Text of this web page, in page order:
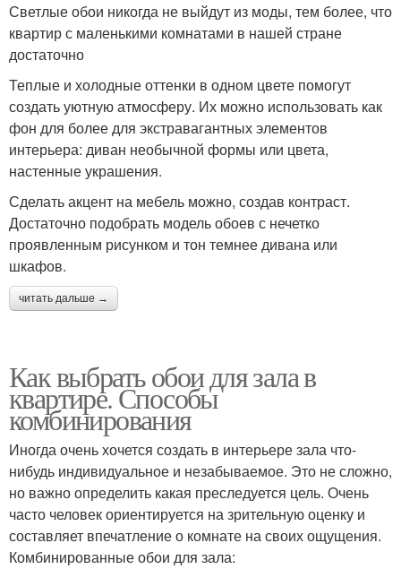
Светлые обои никогда не выйдут из моды, тем более, что
квартир с маленькими комнатами в нашей стране
достаточно
Теплые и холодные оттенки в одном цвете помогут
создать уютную атмосферу. Их можно использовать как
фон для более для экстравагантных элементов
интерьера: диван необычной формы или цвета,
настенные украшения.
Сделать акцент на мебель можно, создав контраст.
Достаточно подобрать модель обоев с нечетко
проявленным рисунком и тон темнее дивана или
шкафов.
читать дальше →
Как выбрать обои для зала в
квартире. Способы
комбинирования
Иногда очень хочется создать в интерьере зала что-
нибудь индивидуальное и незабываемое. Это не сложно,
но важно определить какая преследуется цель. Очень
часто человек ориентируется на зрительную оценку и
составляет впечатление о комнате на своих ощущения.
Комбинированные обои для зала: